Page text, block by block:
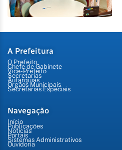
A Prefeitura
O Prefeito
Chefe de Gabinete
Vice-Prefeito
Secretarias
Autarquias
Órgãos Municipais
Secretarias Especiais
Navegação
Início
Publicações
Notícias
Portais
Sistemas Administrativos
Ouvidoria